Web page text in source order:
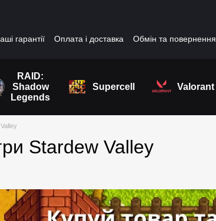
гарантії Оплата і доставка Обмін та повернення
RAID:
Shadow
Legends
Supercell Valorant
Stardew Valley